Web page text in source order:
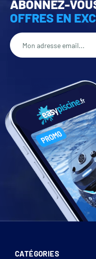
ABONNEZ-
OFFRES EN
CATÉGORIES